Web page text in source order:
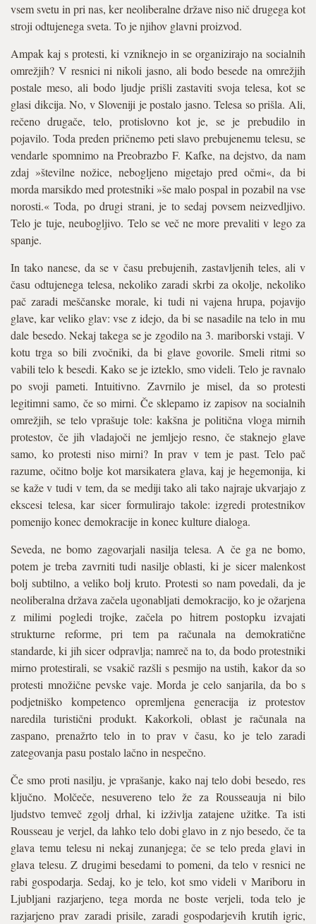
vsem svetu in pri nas, ker neoliberalne države niso nič drugega kot
stroji odtujenega sveta. To je njihov glavni proizvod.
Ampak kaj s protesti, ki vzniknejo in se organizirajo na socialnih
omrežjih? V resnici ni nikoli jasno, ali bodo besede na omrežjih
postale meso, ali bodo ljudje prišli zastaviti svoja telesa, kot se
glasi dikcija. No, v Sloveniji je postalo jasno. Telesa so prišla. Ali,
rečeno drugače, telo, protislovno kot je, se je prebudilo in
pojavilo. Toda preden pričnemo peti slavo prebujenemu telesu, se
vendarle spomnimo na Preobrazbo F. Kafke, na dejstvo, da nam
zdaj »številne nožice, nebogljeno migetajo pred očmi«, da bi
morda marsikdo med protestniki »še malo pospal in pozabil na vse
norosti.« Toda, po drugi strani, je to sedaj povsem neizvedljivo.
Telo je tuje, neubogljivo. Telo se več ne more prevaliti v lego za
spanje.
In tako nanese, da se v času prebujenih, zastavljenih teles, ali v
času odtujenega telesa, nekoliko zaradi skrbi za okolje, nekoliko
pač zaradi meščanske morale, ki tudi ni vajena hrupa, pojavijo
glave, kar veliko glav: vse z idejo, da bi se nasadile na telo in mu
dale besedo. Nekaj takega se je zgodilo na 3. mariborski vstaji. V
kotu trga so bili zvočniki, da bi glave govorile. Smeli ritmi so
vabili telo k besedi. Kako se je izteklo, smo videli. Telo je ravnalo
po svoji pameti. Intuitivno. Zavrnilo je misel, da so protesti
legitimni samo, če so mirni. Če sklepamo iz zapisov na socialnih
omrežjih, se telo vprašuje tole: kakšna je politična vloga mirnih
protestov, če jih vladajoči ne jemljejo resno, če staknejo glave
samo, ko protesti niso mirni? In prav v tem je past. Telo pač
razume, očitno bolje kot marsikatera glava, kaj je hegemonija, ki
se kaže v tudi v tem, da se mediji tako ali tako najraje ukvarjajo z
ekscesi telesa, kar sicer formulirajo takole: izgredi protestnikov
pomenijo konec demokracije in konec kulture dialoga.
Seveda, ne bomo zagovarjali nasilja telesa. A če ga ne bomo,
potem je treba zavrniti tudi nasilje oblasti, ki je sicer malenkost
bolj subtilno, a veliko bolj kruto. Protesti so nam povedali, da je
neoliberalna država začela ugonabljati demokracijo, ko je ožarjena
z milimi pogledi trojke, začela po hitrem postopku izvajati
strukturne reforme, pri tem pa računala na demokratične
standarde, ki jih sicer odpravlja; namreč na to, da bodo protestniki
mirno protestirali, se vsakič razšli s pesmijo na ustih, kakor da so
protesti množične pevske vaje. Morda je celo sanjarila, da bo s
podjetniško kompetenco opremljena generacija iz protestov
naredila turistični produkt. Kakorkoli, oblast je računala na
zaspano, prenažrto telo in to prav v času, ko je telo zaradi
zategovanja pasu postalo lačno in nespečno.
Če smo proti nasilju, je vprašanje, kako naj telo dobi besedo, res
ključno. Molčeče, nesuvereno telo že za Rousseauja ni bilo
ljudstvo temveč zgolj drhal, ki izživlja zatajene užitke. Ta isti
Rousseau je verjel, da lahko telo dobi glavo in z njo besedo, če ta
glava temu telesu ni nekaj zunanjega; če se telo preda glavi in
glava telesu. Z drugimi besedami to pomeni, da telo v resnici ne
rabi gospodarja. Sedaj, ko je telo, kot smo videli v Mariboru in
Ljubljani razjarjeno, tega morda ne boste verjeli, toda telo je
razjarjeno prav zaradi prisile, zaradi gospodarjevih krutih igric,